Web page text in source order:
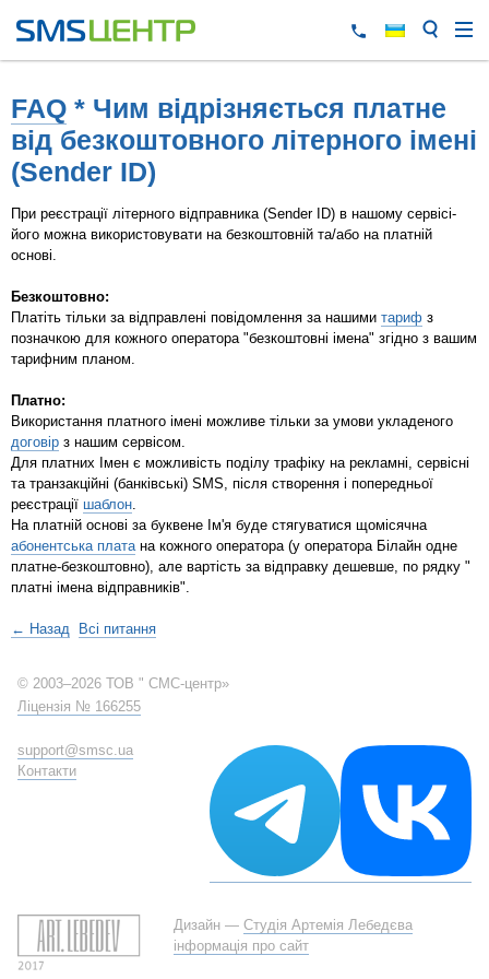
FAQ * Чим відрізняється платне
від безкоштовного літерного імені
(Sender ID)
При реєстрації літерного відправника (Sender ID) в нашому сервісі-
його можна використовувати на безкоштовній та/або на платній
основі.
Безкоштовно:
Платіть тільки за відправлені повідомлення за нашими тариф з
позначкою для кожного оператора "безкоштовні імена" згідно з вашим
тарифним планом.
Платно:
Використання платного імені можливе тільки за умови укладеного
договір з нашим сервісом.
Для платних Імен є можливість поділу трафіку на рекламні, сервісні
та транзакційні (банківські) SMS, після створення і попередньої
реєстрації шаблон.
На платній основі за буквене Ім'я буде стягуватися щомісячна
абонентська платана кожного оператора (у оператора Білайн одне
платне-безкоштовно), але вартість за відправку дешевше, по рядку "
платні імена відправників".
← Назад Всі питання
© 2003–2026 ТОВ " СМС-центр»
Ліцензія № 166255
support@smsc.ua
Контакти
Дизайн — Студія Артемія Лебедєва
інформація про сайт